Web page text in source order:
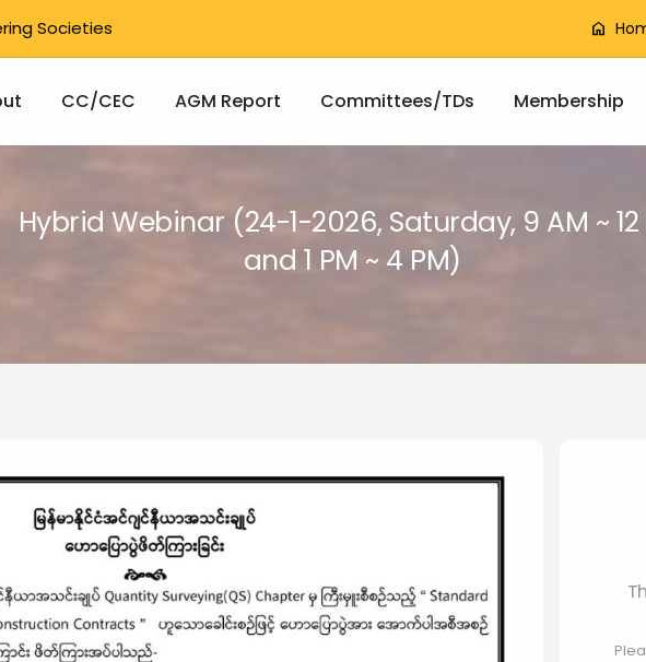
Societies home
navigation
CC/CEC AGM Report Committees/TDs Membership
Hybrid Webinar (24-1-2026, Saturday, 9 AM ~ 12
and 1 PM ~ 4 PM)